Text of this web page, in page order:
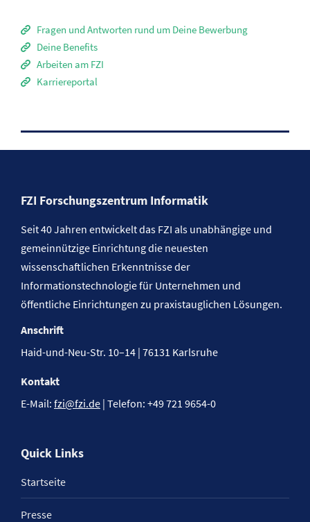
Fragen und Antworten rund um Deine Bewerbung
Deine Benefits
Arbeiten am FZI
Karriereportal
FZI Forschungszentrum Informatik
Seit 40 Jahren entwickelt das FZI als unabhängige und
gemeinnützige Einrichtung die neuesten
wissenschaftlichen Erkenntnisse der
Informationstechnologie für Unternehmen und
öffentliche Einrichtungen zu praxistauglichen Lösungen.
Anschrift
Haid-und-Neu-Str. 10–14 | 76131 Karlsruhe
Kontakt
E-Mail: fzi@fzi.de | Telefon: +49 721 9654-0
Quick Links
Startseite
Presse